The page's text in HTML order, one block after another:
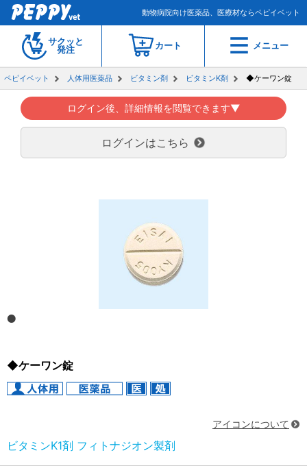
動物病院向け医薬品、医療材ならペピイベット
サクッと
発注
カート メニュー
ペピイベット 人体用医薬品 ビタミン剤 ビタミンK剤 ◆ケーワン錠
ログイン後、詳細情報を閲覧できます▼
ログインはこちら
◆ケーワン錠
アイコンについて
ビタミンK1剤 フィトナジオン製剤